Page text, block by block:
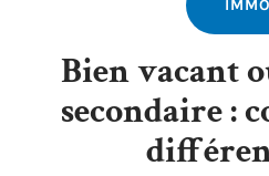
IMMO
Bien vacant
secondaire :